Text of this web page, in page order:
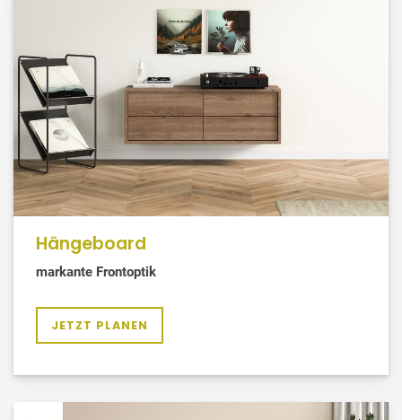
Hängeboard
markante Frontoptik
JETZT PLANEN